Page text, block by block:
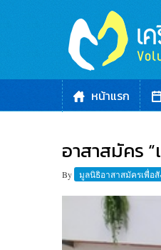
หน้าแรก
อาสาสมัคร
By มูลนิธิอาสาสมัครเพื่อ